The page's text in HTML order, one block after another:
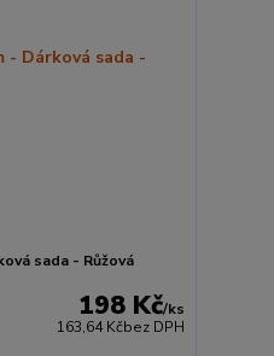
sada - Růžová
198 Kč/ks
163,64 Kčbez DPH